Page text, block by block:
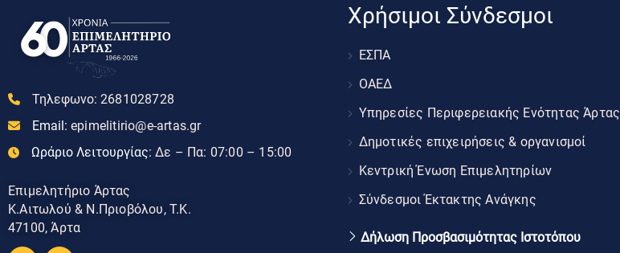
Τηλεφωνο: 2681028728
Email: epimelitirio@e-artas.gr
Ωράριο Λειτουργίας: Δε – Πα: 07:00 – 15:00
Επιμελητήριο Άρτας
Κ.Αιτωλού & Ν.Πριοβόλου, Τ.Κ.
47100, Άρτα
Χρήσιμοι Σύνδεσμοι
ΕΣΠΑ
ΟΑΕΔ
Υπηρεσίες Περιφερειακής Ενότητας Άρτας
Δημοτικές επιχειρήσεις & οργανισμοί
Κεντρική Ένωση Επιμελητηρίων
Σύνδεσμοι Έκτακτης Ανάγκης
Δήλωση Προσβασιμότητας Ιστοτόπου